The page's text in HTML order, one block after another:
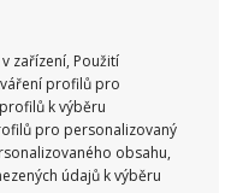
zařízení, Použití
profilů pro
k výběru
pro personalizovaný
obsahu,
údajů k výběru
Když poté
něm nezanechá